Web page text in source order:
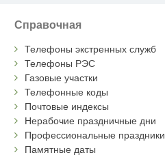
Справочная
Телефоны экстренных служб
Телефоны РЭС
Газовые участки
Телефонные коды
Почтовые индексы
Нерабочие праздничные дни
Профессиональные праздники
Памятные даты